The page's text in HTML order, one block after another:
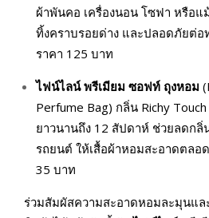
ผ้าพันคอ เครื่องนอน โซฟา หรือแ
ทิ้งคราบรอยด่าง และปลอดภัยต่อ
ราคา 125 บาท
ไฟน์ไลน์ พรีเมียม ซอฟท์ ถุงหอม
Perfume Bag) กลิ่น Richy
ยาวนานถึง 12 สัปดาห์ ช่วยลดกลิ่
รถยนต์ ให้เสื้อผ้าหอมสะอาดตลอ
35 บาท
ร่วมสัมผัสความสะอาดหอมละมุนแ